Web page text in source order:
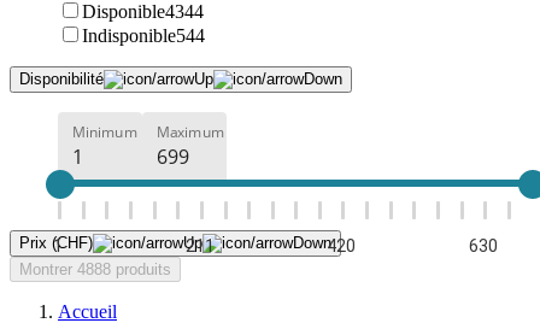
Disponible4344
Indisponible544
Disponibilité
Minimum Maximum
1 211 420 630
Prix (CHF)
Montrer 4888 produits
Accueil